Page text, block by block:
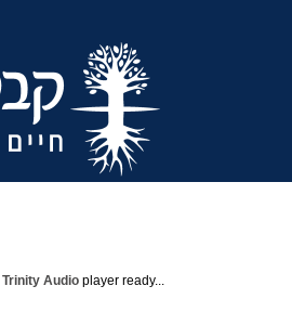
Trinity Audio player ready...